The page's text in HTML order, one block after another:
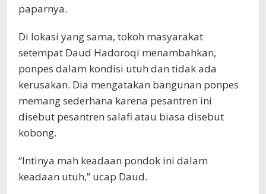
paparnya.
Di lokasi yang sama, tokoh masyarakat
setempat Daud Hadoroqi menambahkan,
ponpes dalam kondisi utuh dan tidak ada
kerusakan. Dia mengatakan bangunan ponpes
memang sederhana karena pesantren ini
disebut pesantren salafi atau biasa disebut
kobong.
“Intinya mah keadaan pondok ini dalam
keadaan utuh,” ucap Daud.